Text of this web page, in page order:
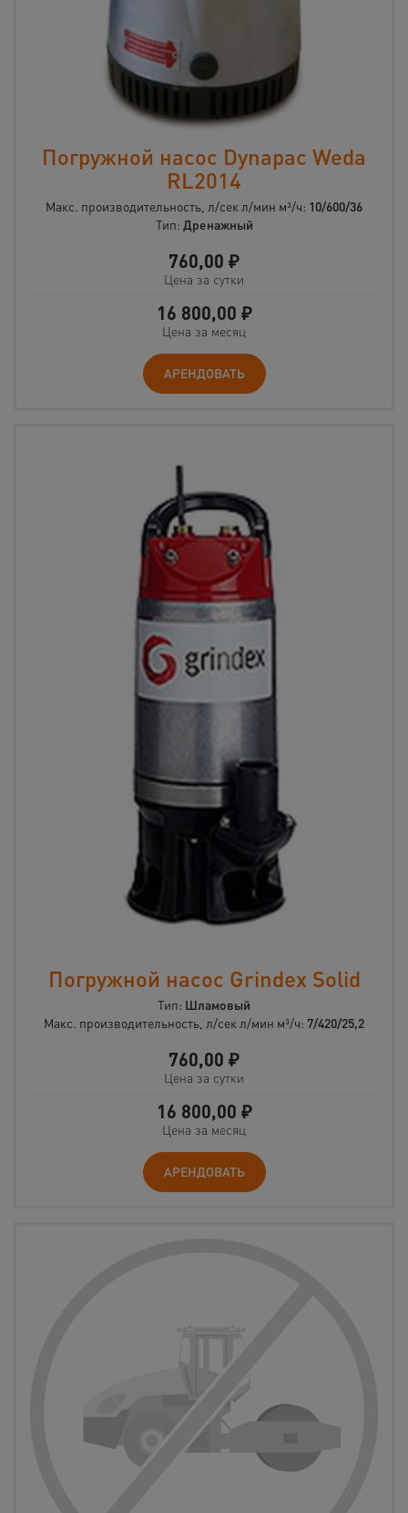
Погружной насос Dynapac Weda
RL2014
Макс. производительность, л/сек л/мин м³/ч: 10/600/36
Тип: Дренажный
760,00 ₽
Цена за сутки
16 800,00 ₽
Цена за месяц
АРЕНДОВАТЬ
Погружной насос Grindex Solid
Тип: Шламовый
Макс. производительность, л/сек л/мин м³/ч: 7/420/25,2
760,00 ₽
Цена за сутки
16 800,00 ₽
Цена за месяц
АРЕНДОВАТЬ